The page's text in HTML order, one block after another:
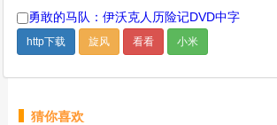
孩子们与伊渥克族的
难，Mace和Cindel最
克族人帮助找寻他们
剧集 简介
勇敢的马队：伊沃克人历险记DVD中字
http下载 旋风 看看 小米
猜你喜欢